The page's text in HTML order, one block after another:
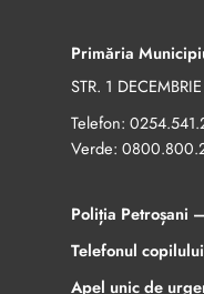
Primăria
STR. 1
Telefon:
Verde:
Poliția Petroșani
Telefonul
Apel unic de